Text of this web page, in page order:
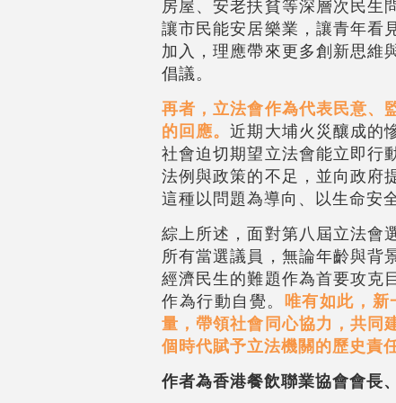
房屋、安老扶貧等深層次民生
讓市民能安居樂業，讓青年看
加入，理應帶來更多創新思維
倡議。
再者，立法會作為代表民意、
的回應。近期大埔火災釀成的
社會迫切期望立法會能立即行
法例與政策的不足，並向政府
這種以問題為導向、以生命安
綜上所述，面對第八屆立法會
所有當選議員，無論年齡與背
經濟民生的難題作為首要攻克
作為行動自覺。 唯有如此，新
量，帶領社會同心協力，共同
個時代賦予立法機關的歷史責任
作者為香港餐飲聯業協會會長